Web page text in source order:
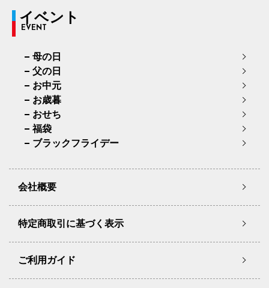
イベント
EVENT
母の日
父の日
お中元
お歳暮
おせち
福袋
ブラックフライデー
会社概要
特定商取引に基づく表示
ご利用ガイド